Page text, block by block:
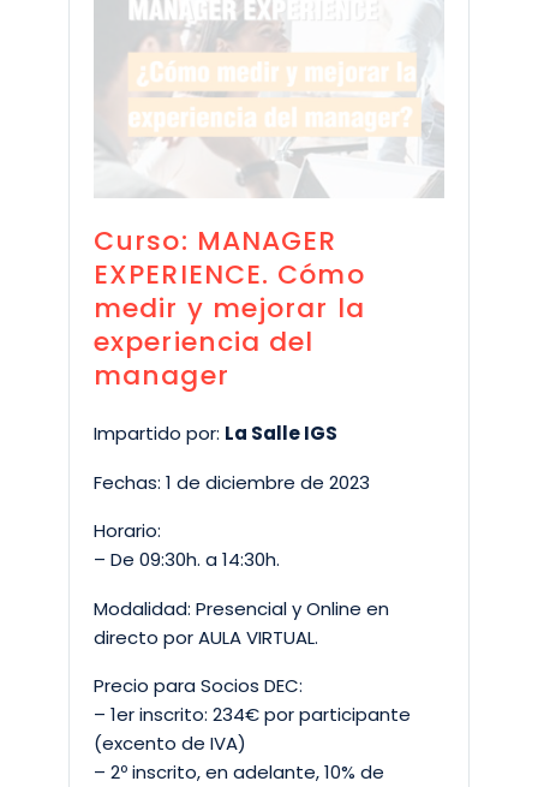
Curso: MANAGER
EXPERIENCE. Cómo
medir y mejorar la
experiencia del
manager
Impartido por: La Salle IGS
Fechas: 1 de diciembre de 2023
Horario:
– De 09:30h. a 14:30h.
Modalidad: Presencial y Online en
directo por AULA VIRTUAL.
Precio para Socios DEC:
– 1er inscrito: 234€ por participante
(excento de IVA)
– 2º inscrito, en adelante, 10% de